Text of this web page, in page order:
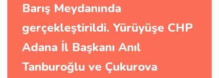
Barış Meydanında
gerçekleştirildi. Yürüyüşe CHP
Adana İl Başkanı Anıl
Tanburoğlu ve Çukurova